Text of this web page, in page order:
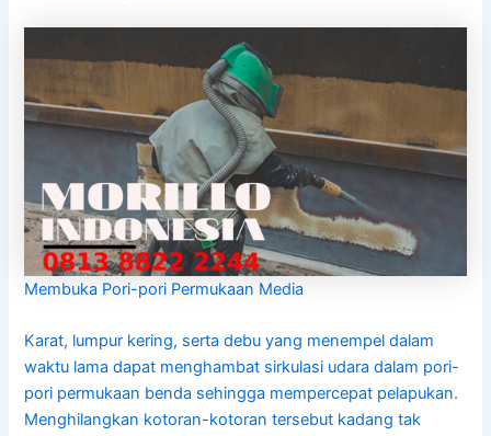
Membuka Pori-pori Permukaan Media
Karat, lumpur kering, serta debu yang menempel dalam
waktu lama dapat menghambat sirkulasi udara dalam pori-
pori permukaan benda sehingga mempercepat pelapukan.
Menghilangkan kotoran-kotoran tersebut kadang tak